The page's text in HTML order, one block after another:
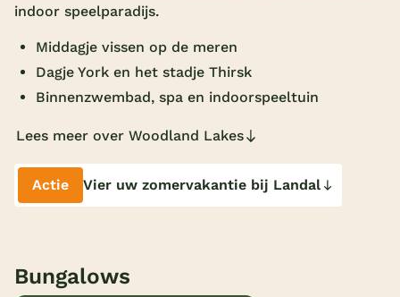
Indoor speeltuin
Alle populaire faciliteiten
Keuzehulp
Bestemmingen
Nederland
indoor speelparadijs.
Middagje vissen op de meren
Dagje York en het stadje Thirsk
Binnenzwembad, spa en indoorspeeltuin
Lees meer over Woodland Lakes
Actie Vier uw zomervakantie bij Landal
Bungalows